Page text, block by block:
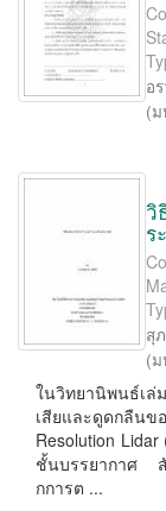
อ
(
วิ
ร
สุ
(
ในวิทยานิพนธ์เ
เสียและดูดกลื
Resolution
ชั้นบรรยากาศ
กการต ...